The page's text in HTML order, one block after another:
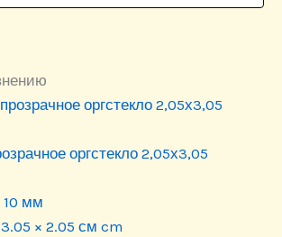
оргстекло 2,05х3,05
10 мм
3.05 × 2.05 см cm